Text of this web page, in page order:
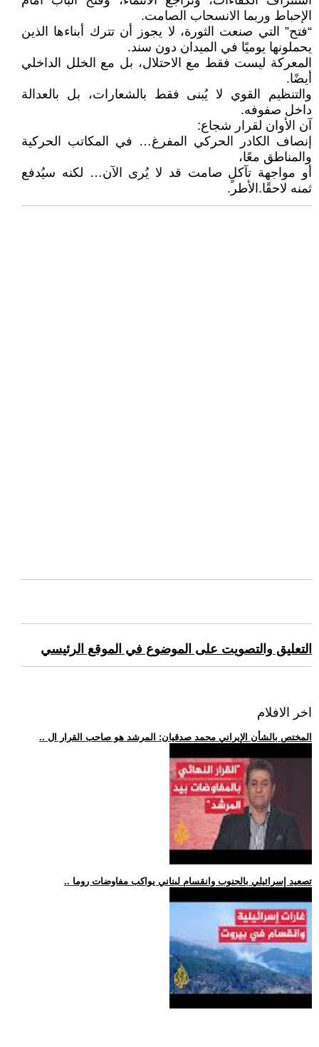
الإحباط وربما الانسحاب الصامت.
“فتح” التي صنعت الثورة، لا يجوز أن تترك أبناءها الذين
يحملونها يوميًا في الميدان دون سند.
المعركة ليست فقط مع الاحتلال، بل مع الخلل الداخلي
أيضًا.
والتنظيم القوي لا يُبنى فقط بالشعارات، بل بالعدالة
داخل صفوفه.
آن الأوان لقرار شجاع:
إنصاف الكادر الحركي المفرغ… في المكاتب الحركية
والمناطق معًا،
أو مواجهة تآكلٍ صامت قد لا يُرى الآن… لكنه سيُدفع
ثمنه لاحقًا.الأطر.
التعليق والتصويت على الموضوع في الموقع الرئيسي
اخر الافلام
.. المختص بالشأن الإيراني محمد صدقيان: المرشد هو صاحب القرار ال
.. تصعيد إسرائيلي بالجنوب وانقسام لبناني يواكب مفاوضات روما